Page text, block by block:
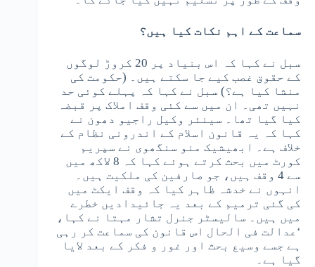
سماعت کے اہم نکات کیا ہیں؟
سبل نے کہا کہ اس بنیاد پر 20 کروڑ لوگوں
کے حقوق غصب کیے جا سکتے ہیں۔ (حکومت کی
منشا کیا ہے؟) سبل نے کہا کہ پہلے کوئی حد
نہیں تھی۔ ان میں سے کئی وقف املاک پر قبضہ
کیا گیا تھا۔ سینئر وکیل راجیو دھون نے
کہا کہ یہ قانون اسلام کے اندرونی نظام کے
خلاف ہے۔ ابھیشیک منو سنگھوی نے سپریم
کورٹ میں بحث کرتے ہوئے کہا کہ 8 لاکھ میں
سے 4 وقف ہیں، جو صارفین کی ملکیت ہیں۔
انہوں نے خدشہ ظاہر کیا کہ وقف ایکٹ میں
کی گئی ترمیم کے بعد یہ جائیدادیں خطرے
میں ہیں۔ سالیسٹر جنرل تشار مہتا نے کہا،
‘عدالت فی الحال اس قانون کی سماعت کر رہی
ہے جسے وسیع بحث اور غور و فکر کے بعد لایا
گیا ہے۔